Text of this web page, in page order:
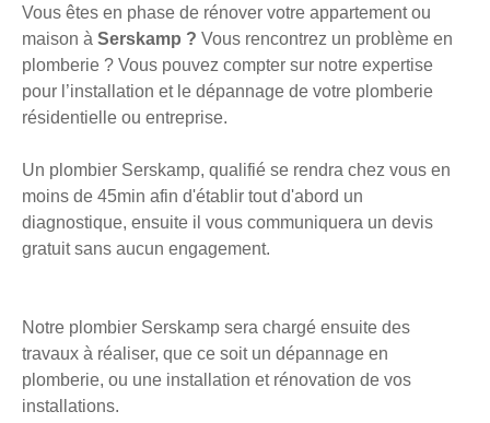
Vous êtes en phase de rénover votre appartement ou
maison à Serskamp ? Vous rencontrez un problème en
plomberie ? Vous pouvez compter sur notre expertise
pour l’installation et le dépannage de votre plomberie
résidentielle ou entreprise.
Un plombier Serskamp, qualifié se rendra chez vous en
moins de 45min afin d'établir tout d'abord un
diagnostique, ensuite il vous communiquera un devis
gratuit sans aucun engagement.
Notre plombier Serskamp sera chargé ensuite des
travaux à réaliser, que ce soit un dépannage en
plomberie, ou une installation et rénovation de vos
installations.